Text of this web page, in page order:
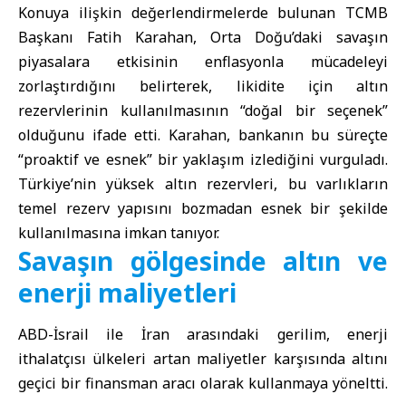
Konuya ilişkin değerlendirmelerde bulunan TCMB
Başkanı Fatih Karahan, Orta Doğu’daki savaşın
piyasalara etkisinin enflasyonla mücadeleyi
zorlaştırdığını belirterek, likidite için altın
rezervlerinin kullanılmasının “doğal bir seçenek”
olduğunu ifade etti. Karahan, bankanın bu süreçte
“proaktif ve esnek” bir yaklaşım izlediğini vurguladı.
Türkiye’nin yüksek altın rezervleri, bu varlıkların
temel rezerv yapısını bozmadan esnek bir şekilde
kullanılmasına imkan tanıyor.
Savaşın gölgesinde altın ve
enerji maliyetleri
ABD-İsrail ile İranarasındaki gerilim, enerji
ithalatçısı ülkeleri artan maliyetler karşısında altını
geçici bir finansman aracı olarak kullanmaya yöneltti.